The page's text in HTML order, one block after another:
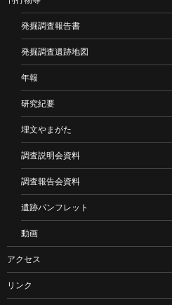
発掘調査報告書
発掘調査遺跡地図
年報
研究紀要
埋文やまがた
調査説明会資料
調査報告会資料
遺跡パンフレット
動画
アクセス
リンク